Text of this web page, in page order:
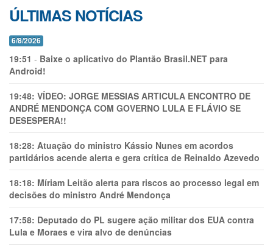
ÚLTIMAS NOTÍCIAS
6/8/2026
19:51 - Baixe o aplicativo do Plantão Brasil.NET para
Android!
19:48: VÍDEO: JORGE MESSIAS ARTICULA ENCONTRO DE
ANDRÉ MENDONÇA COM GOVERNO LULA E FLÁVIO SE
DESESPERA!!
18:28: Atuação do ministro Kássio Nunes em acordos
partidários acende alerta e gera crítica de Reinaldo Azevedo
18:18: Míriam Leitão alerta para riscos ao processo legal em
decisões do ministro André Mendonça
17:58: Deputado do PL sugere ação militar dos EUA contra
Lula e Moraes e vira alvo de denúncias